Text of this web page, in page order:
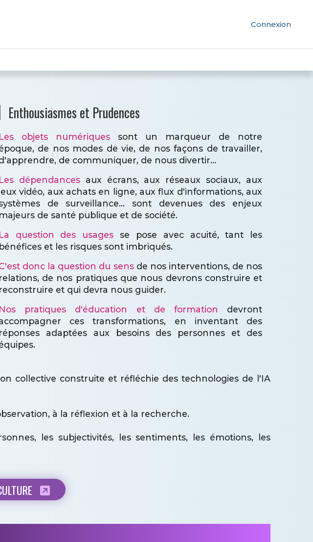
Connexion
Enthousiasmes et Prudences
Les objets numériquessont un marqueur de notre
de nos modes de vie, de nos façons de travailler,
de communiquer, de nous divertir...
Les dépendancesaux écrans, aux réseaux sociaux, aux
vidéo, aux achats en ligne, aux flux d'informations, aux
de surveillance... sont devenues des enjeux
majeurs de santé publique et de société.
La question des usages se pose avec acuité, tant les
bénéfices et les risques sont imbriqués.
donc la question du sensde nos interventions, de nos
relations, de nos pratiques que nous devrons construire et
reconstruire et qui devra nous guider.
Nos pratiques d'éducation et de formation devront
ces transformations, en inventant des
réponses adaptées aux besoins des personnes et des
collective construite et réfléchie des technologies de l'IA
à la réflexion et à la recherche.
les subjectivités, les sentiments, les émotions, les